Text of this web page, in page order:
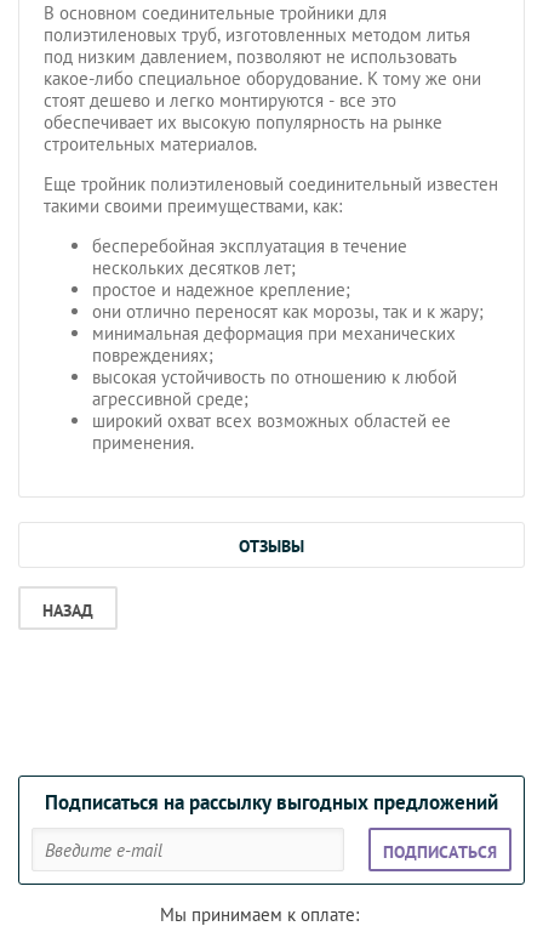
В основном соединительные тройники для
полиэтиленовых труб, изготовленных методом литья
под низким давлением, позволяют не использовать
какое-либо специальное оборудование. К тому же они
стоят дешево и легко монтируются - все это
обеспечивает их высокую популярность на рынке
строительных материалов.
Еще тройник полиэтиленовый соединительный известен
такими своими преимуществами, как:
бесперебойная эксплуатация в течение
нескольких десятков лет;
простое и надежное крепление;
они отлично переносят как морозы, так и к жару;
минимальная деформация при механических
повреждениях;
высокая устойчивость по отношению к любой
агрессивной среде;
широкий охват всех возможных областей ее
применения.
ОТЗЫВЫ
НАЗАД
Подписаться на рассылку выгодных предложений
ПОДПИСАТЬСЯ
Мы принимаем к оплате: